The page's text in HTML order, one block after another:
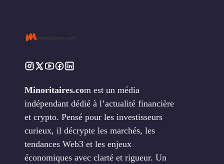
Minoritaires.com est un média
indépendant dédié à l’actualité financière
et crypto. Pensé pour les investisseurs
curieux, il décrypte les marchés, les
tendances Web3 et les enjeux
économiques avec clarté et rigueur. Un